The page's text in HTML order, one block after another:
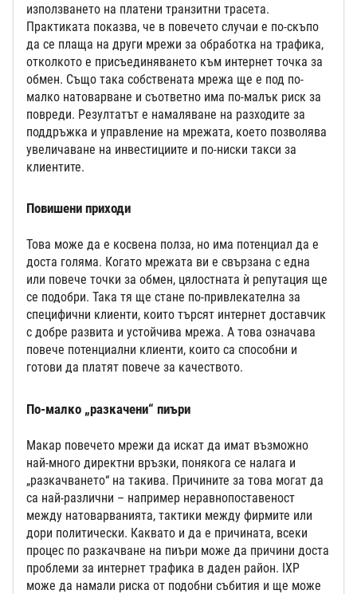
използването на платени транзитни трасета.
Практиката показва, че в повечето случаи е по-скъпо
да се плаща на други мрежи за обработка на трафика,
отколкото е присъединяването към интернет точка за
обмен. Също така собствената мрежа ще е под по-
малко натоварване и съответно има по-малък риск за
повреди. Резултатът е намаляване на разходите за
поддръжка и управление на мрежата, което позволява
увеличаване на инвестициите и по-ниски такси за
клиентите.
Повишени приходи
Това може да е косвена полза, но има потенциал да е
доста голяма. Когато мрежата ви е свързана с една
или повече точки за обмен, цялостната ѝ репутация ще
се подобри. Така тя ще стане по-привлекателна за
специфични клиенти, които търсят интернет доставчик
с добре развита и устойчива мрежа. А това означава
повече потенциални клиенти, които са способни и
готови да платят повече за качеството.
По-малко „разкачени“ пиъри
Макар повечето мрежи да искат да имат възможно
най-много директни връзки, понякога се налага и
„разкачването“ на такива. Причините за това могат да
са най-различни – например неравнопоставеност
между натоварванията, тактики между фирмите или
дори политически. Каквато и да е причината, всеки
процес по разкачване на пиъри може да причини доста
проблеми за интернет трафика в даден район. IXP
може да намали риска от подобни събития и ще може